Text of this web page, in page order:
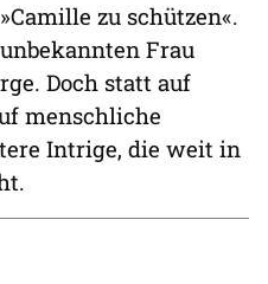
zu schützen«.
Frau
Doch statt auf
menschliche
Intrige, die weit in